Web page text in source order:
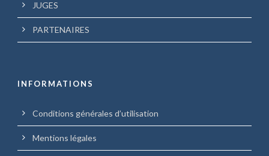
JUGES
PARTENAIRES
INFORMATIONS
Conditions générales d’utilisation
Mentions légales